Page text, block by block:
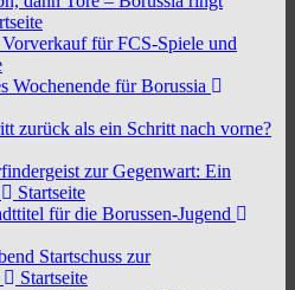
für FCS-Spiele und
Wochenende für Borussia
zurück als ein Schritt nach vorne?
zur Gegenwart: Ein
Startseite
für die Borussen-Jugend
Startschuss zur
Startseite